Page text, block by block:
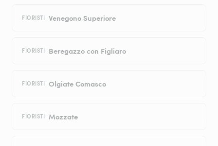
FIORISTI Venegono Superiore
FIORISTI Beregazzo con Figliaro
FIORISTI Olgiate Comasco
FIORISTI Mozzate